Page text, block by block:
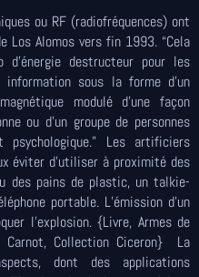
ou RF (radiofréquences) ont
Los Alomos vers fin 1993. “Cela
destructeur pour les
information sous la forme d’un
modulé d’une façon
ou d’un groupe de personnes
psychologique.” Les artificiers
éviter d’utiliser à proximité des
des pains de plastic, un talkie-
portable. L’émission d’un
l’explosion. {Livre, Armes de
Carnot, Collection Ciceron} La
dont des applications